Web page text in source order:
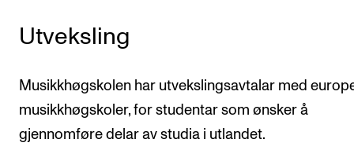
Utveksling
Musikkhøgskolen har utvekslingsavtalar med
musikkhøgskoler, for studentar som ønsker å
gjennomføre delar av studia i utlandet.